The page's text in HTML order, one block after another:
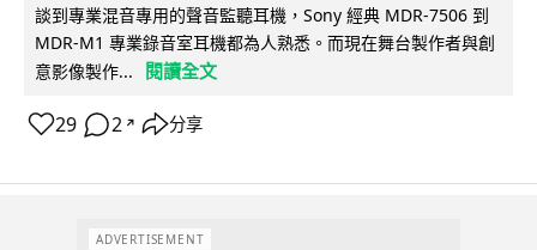
談到專業混音專用的聲音監聽耳機，Sony 經典 MDR-7506 到
MDR-M1 專業錄音室耳機都為人熟悉。而現在舞台製作者與創
意影像製作...
閱讀全文
29 2 ↗ 分享
ADVERTISEMENT